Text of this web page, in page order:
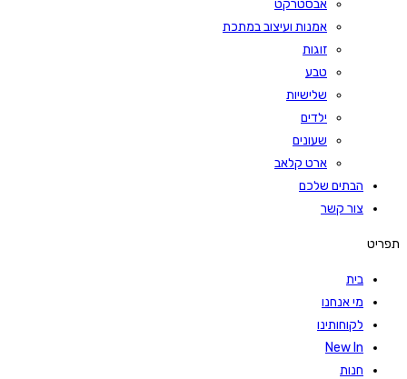
אבסטרקט
אמנות ועיצוב במתכת
זוגות
טבע
שלישיות
ילדים
שעונים
ארט קלאב
הבתים שלכם
צור קשר
תפריט
בית
מי אנחנו
לקוחותינו
New In
חנות